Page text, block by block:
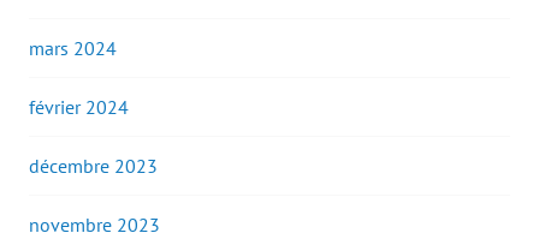
mars 2024
février 2024
décembre 2023
novembre 2023